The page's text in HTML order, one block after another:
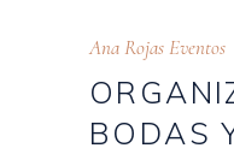
Ana Rojas Eventos
BODAS